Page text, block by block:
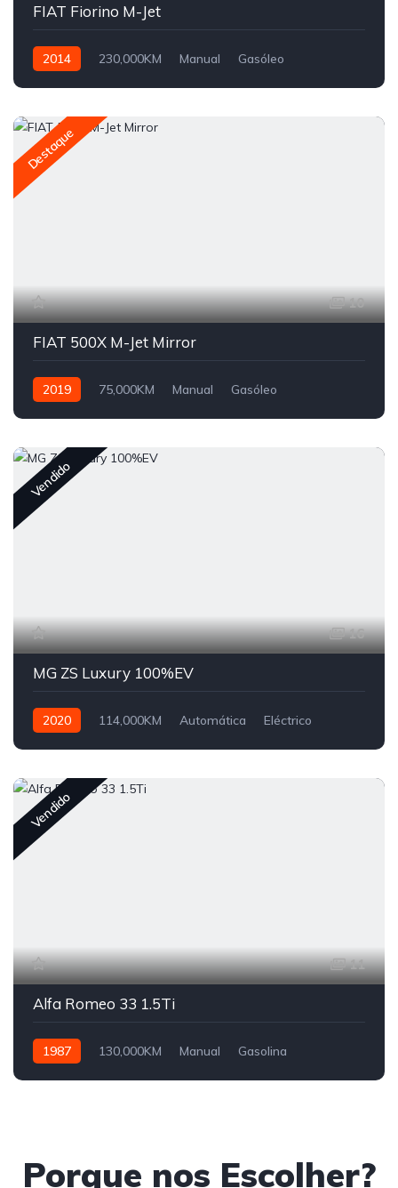
FIAT Fiorino M-Jet
2014 230,000KM Manual
Gasóleo
Destaque
10
FIAT 500X M-Jet Mirror
2019 75,000KM Manual
Gasóleo
Vendido
16
MG ZS Luxury 100%EV
2020 114,000KM Automática
Eléctrico
Vendido
11
Alfa Romeo 33 1.5Ti
1987 130,000KM Manual
Gasolina
Porque nos Escolher?